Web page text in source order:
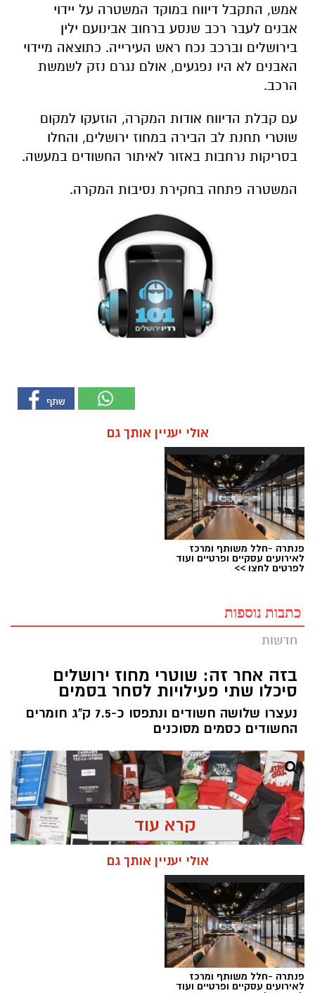
אמש, התקבל דיווח במוקד המשטרה על יידוי
אבנים לעבר רכב שנסע ברחוב אבינועם ילין
בירושלים וברכב נכח ראש העירייה. כתוצאה מיידוי
האבנים לא היו נפגעים, אולם נגרם נזק לשמשת
הרכב.
עם קבלת הדיווח אודות המקרה, הוזעקו למקום
שוטרי תחנת לב הבירה במחוז ירושלים, והחלו
בסריקות נרחבות באזור לאיתור החשודים במעשה.
המשטרה פתחה בחקירת נסיבות המקרה.
אולי יעניין אותך גם
פנתרה -חלל משותף ומרכז
לאירועים עסקיים ופרטיים ועוד
לפרטים לחצו >>
כתבות נוספות
חדשות
בזה אחר זה: שוטרי מחוז ירושלים
סיכלו שתי פעילויות לסחר בסמים
נעצרו שלושה חשודים ונתפסו כ-7.5 ק"ג חומרים
החשודים כסמים מסוכנים
צילום: דוברות המשטרה
קרא עוד
אולי יעניין אותך גם
פנתרה -חלל משותף ומרכז
לאירועים עסקיים ופרטיים ועוד